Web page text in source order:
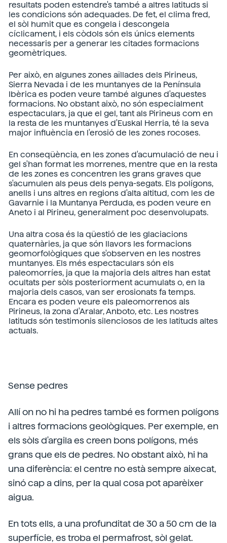
resultats poden estendre's també a altres latituds si
les condicions són adequades. De fet, el clima fred,
el sòl humit que es congela i descongela
cíclicament, i els còdols són els únics elements
necessaris per a generar les citades formacions
geomètriques.
Per això, en algunes zones aïllades dels Pirineus,
Sierra Nevada i de les muntanyes de la Península
Ibèrica es poden veure també algunes d'aquestes
formacions. No obstant això, no són especialment
espectaculars, ja que el gel, tant als Pirineus com en
la resta de les muntanyes d'Euskal Herria, té la seva
major influència en l'erosió de les zones rocoses.
En conseqüència, en les zones d'acumulació de neu i
gel s'han format les morrenes, mentre que en la resta
de les zones es concentren les grans graves que
s'acumulen als peus dels penya-segats. Els polígons,
anells i uns altres en regions d'alta altitud, com les de
Gavarnie i la Muntanya Perduda, es poden veure en
Aneto i al Pirineu, generalment poc desenvolupats.
Una altra cosa és la qüestió de les glaciacions
quaternàries, ja que són llavors les formacions
geomorfològiques que s'observen en les nostres
muntanyes. Els més espectaculars són els
paleomorríes, ja que la majoria dels altres han estat
ocultats per sòls posteriorment acumulats o, en la
majoria dels casos, van ser erosionats fa temps.
Encara es poden veure els paleomorrenos als
Pirineus, la zona d'Aralar, Anboto, etc. Les nostres
latituds són testimonis silenciosos de les latituds altes
actuals.
Sense pedres
Allí on no hi ha pedres també es formen polígons
i altres formacions geològiques. Per exemple, en
els sòls d'argila es creen bons polígons, més
grans que els de pedres. No obstant això, hi ha
una diferència: el centre no està sempre aixecat,
sinó cap a dins, per la qual cosa pot aparèixer
aigua.
En tots ells, a una profunditat de 30 a 50 cm de la
superfície, es troba el permafrost, sòl gelat.